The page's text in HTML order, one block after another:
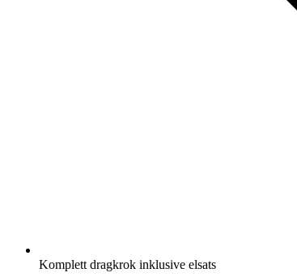
Komplett dragkrok inklusive elsats